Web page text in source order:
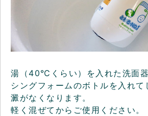
湯（40℃くらい）を入れた洗面
シングフォームのボトルを入れて
澱がなくなります。
軽く混ぜてからご使用ください。